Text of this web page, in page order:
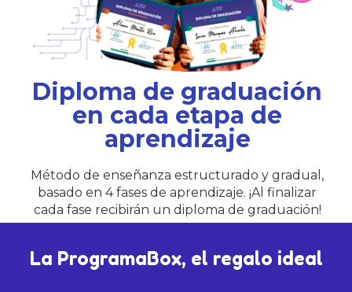
Diploma de graduación
en cada etapa de
aprendizaje
Método de enseñanza estructurado y gradual,
basado en 4 fases de aprendizaje. ¡Al finalizar
cada fase recibirán un diploma de graduación!
La ProgramaBox, el regalo ideal